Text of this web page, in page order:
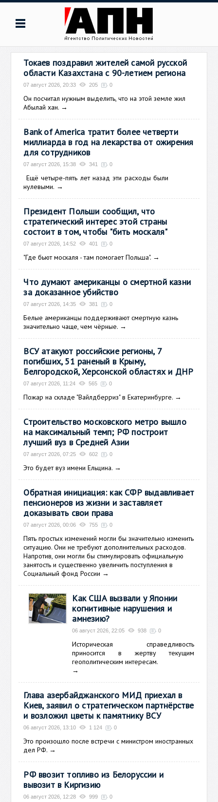
Токаев поздравил жителей самой русской
области Казахстана с 90-летием региона
07 август 2026, 20:33 205 0
Он посчитал нужным выделить, что на этой земле жил
Абылай хан. →
Bank of America тратит более четверти
миллиарда в год на лекарства от ожирения
для сотрудников
07 август 2026, 15:38 341 0
Ещё четыре-пять лет назад эти расходы были
нулевыми. →
Президент Польши сообщил, что
стратегический интерес этой страны
состоит в том, чтобы "бить москаля"
07 август 2026, 14:52 401 0
"Где бьют москаля - там помогает Польша". →
Что думают американцы о смертной казни
за доказанное убийство
07 август 2026, 14:35 381 0
Белые американцы поддерживают смертную казнь
значительно чаще, чем чёрные. →
ВСУ атакуют российские регионы, 7
погибших, 51 раненый в Крыму,
Белгородской, Херсонской областях и ДНР
07 август 2026, 11:24 565 0
Пожар на складе "Вайлдберриз" в Екатеринбурге. →
Строительство московского метро вышло
на максимальный темп; РФ построит
лучший вуз в Средней Азии
07 август 2026, 07:25 602 0
Это будет вуз имени Ельцина. →
Обратная инициация: как СФР выдавливает
пенсионеров из жизни и заставляет
доказывать свои права
07 август 2026, 00:06 755 0
Пять простых изменений могли бы значительно изменить
ситуацию. Они не требуют дополнительных расходов.
Напротив, они могли бы стимулировать официальную
занятость и существенно увеличить поступления в
Социальный фонд России →
Как США вызвали у Японии
когнитивные нарушения и
амнезию?
06 август 2026, 22:05 938 0
Историческая справедливость
приносится в жертву текущим
геополитическим интересам.
→
Глава азербайджанского МИД приехал в
Киев, заявил о стратегическом партнёрстве
и возложил цветы к памятнику ВСУ
06 август 2026, 13:10 1 124 0
Это произошло после встречи с министром иностранных
дел РФ. →
РФ ввозит топливо из Белоруссии и
вывозит в Киргизию
06 август 2026, 12:28 999 0